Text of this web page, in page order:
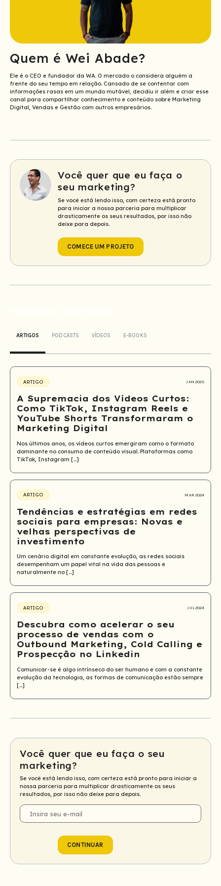
Quem é Wei Abade?
Ele é o CEO e fundador da WA. O mercado o considera alguém a
frente do seu tempo em relação. Cansado de se contentar com
informações rasas em um mundo mutável, decidiu ir além e criar esse
canal para compartilhar conhecimento e conteúdo sobre Marketing
Digital, Vendas e Gestão com outros empresários.
Você quer que eu faça o
seu marketing?
Se você está lendo isso, com certeza está pronto
para iniciar a nossa parceria para multiplicar
drasticamente os seus resultados, por isso não
deixe para depois.
COMECE UM PROJETO
ARTIGOS PODCASTS VÍDEOS E-BOOKS
ARTIGO JAN 2025
A Supremacia dos Vídeos Curtos:
Como TikTok, Instagram Reels e
YouTube Shorts Transformaram o
Marketing Digital
Nos últimos anos, os vídeos curtos emergiram como o formato
dominante no consumo de conteúdo visual. Plataformas como
TikTok, Instagram […]
ARTIGO MAR 2024
Tendências e estratégias em redes
sociais para empresas: Novas e
velhas perspectivas de
investimento
Um cenário digital em constante evolução, as redes sociais
desempenham um papel vital na vida das pessoas e
naturalmente no […]
ARTIGO JUL 2024
Descubra como acelerar o seu
processo de vendas com o
Outbound Marketing, Cold Calling e
Prospecção no Linkedin
Comunicar-se é algo intrínseco do ser humano e com a constante
evolução da tecnologia, as formas de comunicação estão sempre
[…]
Você quer que eu faça o seu
marketing?
Se você está lendo isso, com certeza está pronto para iniciar a
nossa parceria para multiplicar drasticamente os seus
resultados, por isso não deixe para depois.
E-
mail
CONTINUAR